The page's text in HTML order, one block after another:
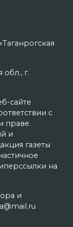
г.
сайте
с
праве.
и
газеты
на
и